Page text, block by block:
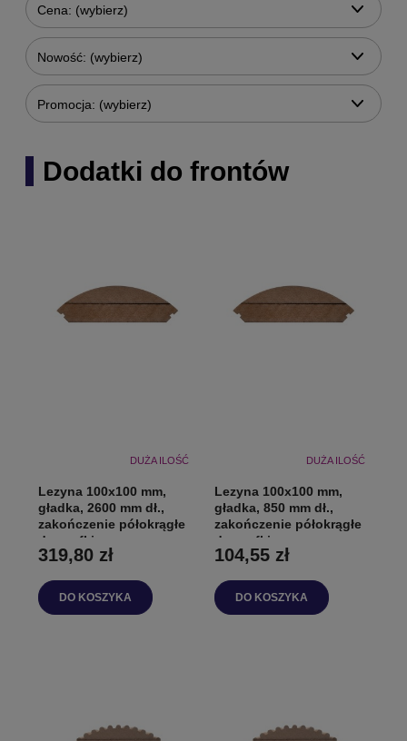
Cena: (wybierz)
Nowość: (wybierz)
Promocja: (wybierz)
Dodatki do frontów
DUŻA ILOŚĆ
Lezyna 100x100 mm,
gładka, 2600 mm dł.,
zakończenie półokrągłe
do szafki
319,80 zł
DO KOSZYKA
DUŻA ILOŚĆ
Lezyna 100x100 mm,
gładka, 850 mm dł.,
zakończenie półokrągłe
do szafki
104,55 zł
DO KOSZYKA